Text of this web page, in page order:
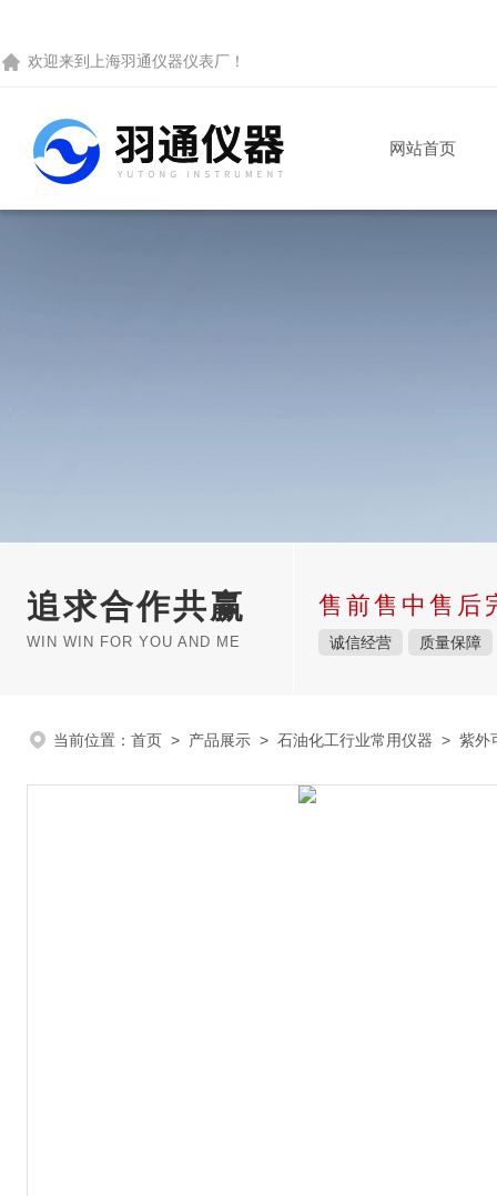
欢迎来到 上海羽通仪器仪表厂 ！
网站首页
追求合作共赢
WIN WIN FOR YOU AND ME
售前售中售后
诚信经营 质量保障
当前位置： 首页 > 产品展示 > 石油化工行业常用仪器 > 紫外